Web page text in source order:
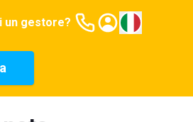
un gestore?